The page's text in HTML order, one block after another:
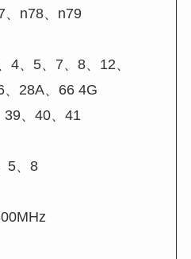
、n78、n79
4、5、7、8、12、
28A、66 4G
39、40、41
5、8